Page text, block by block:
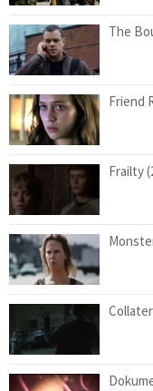
The
Friend
Frailty